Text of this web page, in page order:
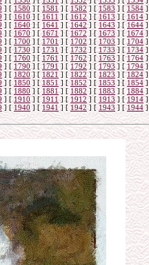
] [ 1580 ] [1581] [ 1582] [ 1583] [1584]
] [ 1610] [1611] [1612 ] [1613 ] [ 1614]
] [ 1640] [ 1641 ] [ 1642] [ 1643 ] [1644 ]
] [ 1670] [1671] [ 1672 ] [1673 ] [1674]
] [ 1700 ] [1701] [ 1702 ] [ 1703 ] [ 1704]
] [1730 ] [ 1731 ] [ 1732 ] [ 1733] [1734 ]
] [ 1760] [1761] [ 1762] [1763 ] [1764]
] [ 1790] [1791] [1792 ] [1793 ] [1794]
] [ 1820] [ 1821 ] [1822] [ 1823 ] [1824 ]
] [ 1850] [1851 ] [1852] [ 1853 ] [1854]
] [ 1880] [ 1881] [ 1882 ] [ 1883 ] [ 1884 ]
] [1910] [1911 ] [ 1912 ] [ 1913] [1914]
] [ 1940] [1941] [ 1942] [1943 ] [1944]